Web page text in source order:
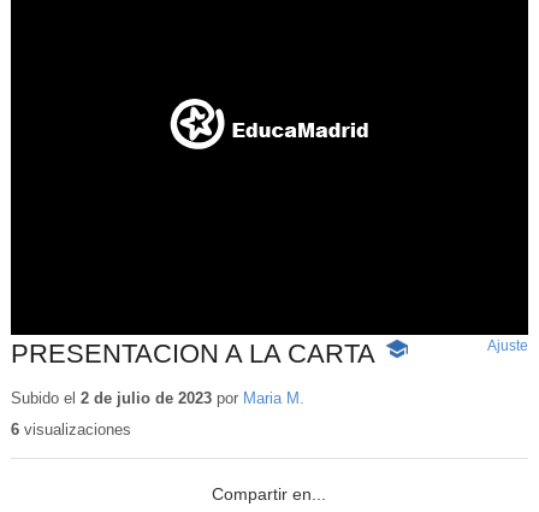
PRESENTACION A LA CARTA -
Ajuste
Subido el 2 de julio de 2023por Maria M.
6visualizaciones